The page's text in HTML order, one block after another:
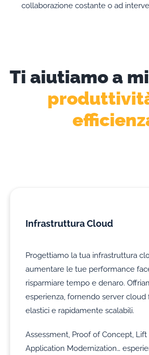
collaborazione costante o ad
Ti aiutiamo a
Infrastruttura Cloud
Progettiamo la tua infrastruttura
aumentare le tue performance
risparmiare tempo e denaro.
esperienza, fornendo server
elastici e rapidamente scalabili.
Assessment, Proof of Concept, Lift
Application Modernization…